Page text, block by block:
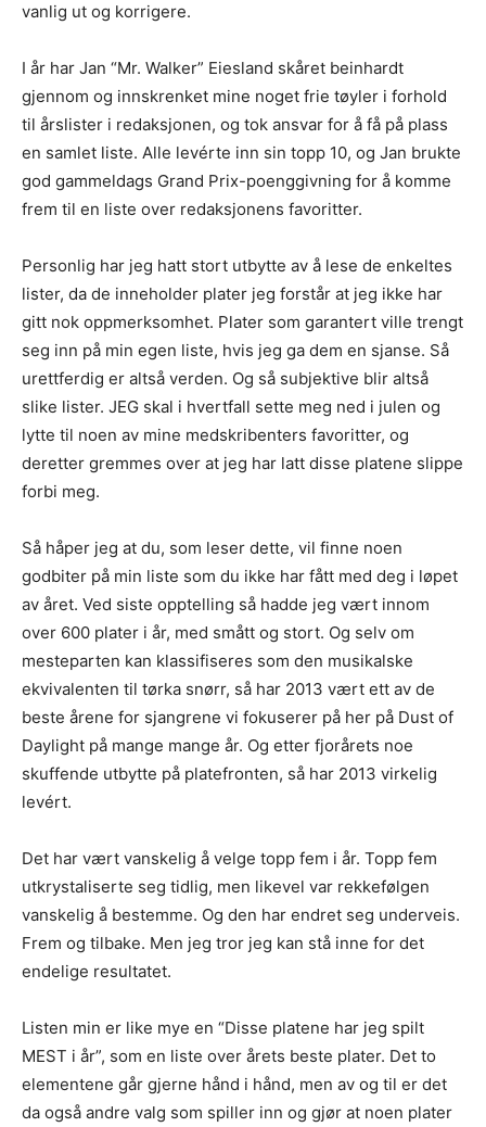
vanlig ut og korrigere.
I år har Jan “Mr. Walker” Eiesland skåret beinhardt
gjennom og innskrenket mine noget frie tøyler i forhold
til årslister i redaksjonen, og tok ansvar for å få på plass
en samlet liste. Alle levérte inn sin topp 10, og Jan brukte
god gammeldags Grand Prix-poenggivning for å komme
frem til en liste over redaksjonens favoritter.
Personlig har jeg hatt stort utbytte av å lese de enkeltes
lister, da de inneholder plater jeg forstår at jeg ikke har
gitt nok oppmerksomhet. Plater som garantert ville trengt
seg inn på min egen liste, hvis jeg ga dem en sjanse. Så
urettferdig er altså verden. Og så subjektive blir altså
slike lister. JEG skal i hvertfall sette meg ned i julen og
lytte til noen av mine medskribenters favoritter, og
deretter gremmes over at jeg har latt disse platene slippe
forbi meg.
Så håper jeg at du, som leser dette, vil finne noen
godbiter på min liste som du ikke har fått med deg i løpet
av året. Ved siste opptelling så hadde jeg vært innom
over 600 plater i år, med smått og stort. Og selv om
mesteparten kan klassifiseres som den musikalske
ekvivalenten til tørka snørr, så har 2013 vært ett av de
beste årene for sjangrene vi fokuserer på her på Dust of
Daylight på mange mange år. Og etter fjorårets noe
skuffende utbytte på platefronten, så har 2013 virkelig
levért.
Det har vært vanskelig å velge topp fem i år. Topp fem
utkrystaliserte seg tidlig, men likevel var rekkefølgen
vanskelig å bestemme. Og den har endret seg underveis.
Frem og tilbake. Men jeg tror jeg kan stå inne for det
endelige resultatet.
Listen min er like mye en “Disse platene har jeg spilt
MEST i år”, som en liste over årets beste plater. Det to
elementene går gjerne hånd i hånd, men av og til er det
da også andre valg som spiller inn og gjør at noen plater